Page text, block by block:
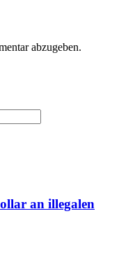
abzugeben.
an illegalen